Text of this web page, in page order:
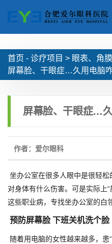
首页 - 诊疗项目 > 眼表、角
屏幕脸、干眼症…久用电脑咋
屏幕脸、干眼症…久
作者：爱尔眼科
坐办公室在很多人眼中是很轻
对身体有什么伤害。可是实际上
这些职业病，专找坐办公室的白
预防屏幕脸 下班关机洗个脸
随着用电脑的女性越来越多，